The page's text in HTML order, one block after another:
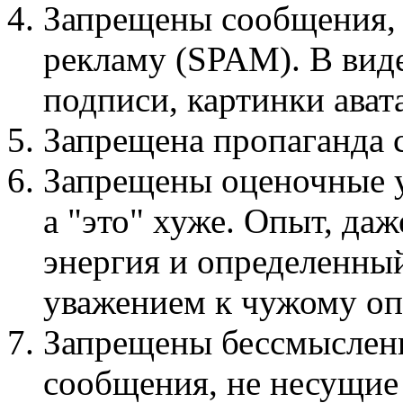
Запрещены
рекламу (SPAM). В
подписи, картинки
Запрещена
Запрещены оценочные
а "это" хуже. Опыт,
энергия и
уважением к чужому
Запрещены
сообщения, не